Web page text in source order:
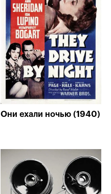
Они ехали ночью (1940)